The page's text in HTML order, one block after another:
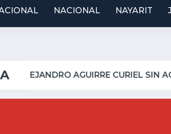
NACIONAL NAYARIT
ATOTONILQUILLO INSEGURO